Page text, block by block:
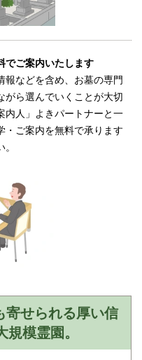
でご案内いたします
報などを含め、お墓の専門
がら選んでいくことが大切
内人」よきパートナーと一
・ご案内を無料で承ります
寄せられる厚い信
模霊園。